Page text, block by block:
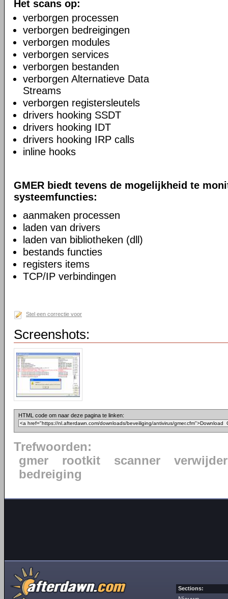
Het scans op:
verborgen processen
verborgen bedreigingen
verborgen modules
verborgen services
verborgen bestanden
verborgen Alternatieve Data
Streams
verborgen registersleutels
drivers hooking SSDT
drivers hooking IDT
drivers hooking IRP calls
inline hooks
GMER biedt tevens de mogelijkheid te
systeemfuncties:
aanmaken processen
laden van drivers
laden van bibliotheken (dll)
bestands functies
registers items
TCP/IP verbindingen
Stel een correctie voor
Screenshots:
HTML code om naar deze pagina te linken:
Trefwoorden:
gmer
rootkit scanner
bedreiging
Sections: